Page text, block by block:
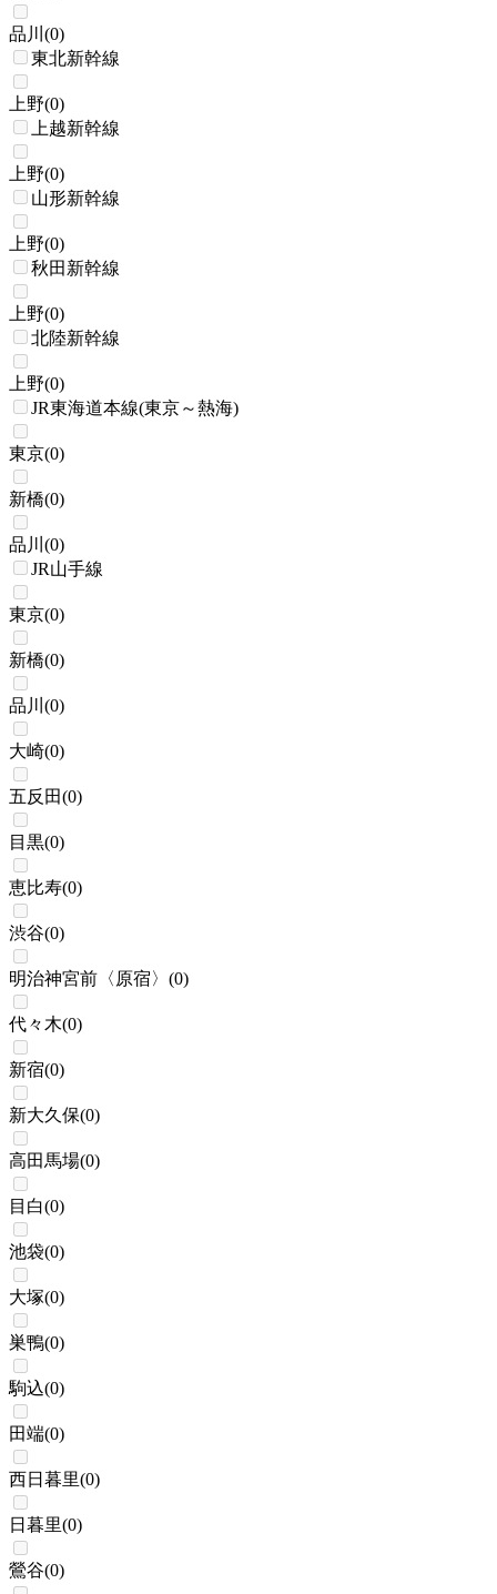
品川 (0)
東北新幹線
上野(0)
上越新幹線
上野(0)
山形新幹線
上野(0)
秋田新幹線
上野(0)
北陸新幹線
上野(0)
JR東海道本線(東京～熱海)
東京(0)
新橋(0)
品川 (0)
JR山手線
東京(0)
新橋(0)
品川 (0)
大崎(0)
五反田(0)
目黒(0)
恵比寿(0)
渋谷(0)
明治神宮前〈原宿〉 (0)
代々木(0)
新宿(0)
新大久保(0)
高田馬場(0)
目白(0)
池袋(0)
大塚(0)
巣鴨(0)
駒込(0)
田端(0)
西日暮里(0)
日暮里(0)
鶯谷(0)